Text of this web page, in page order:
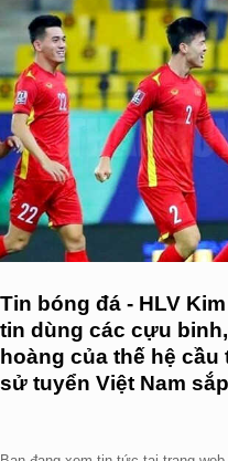
Tin bóng đá - HLV
tin dùng các cựu
hoàng của thế hệ
sử tuyển Việt Nam